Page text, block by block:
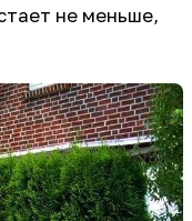
не меньше,